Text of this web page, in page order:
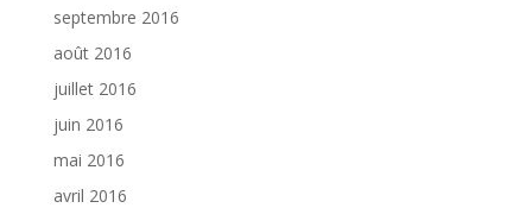
septembre 2016
août 2016
juillet 2016
juin 2016
mai 2016
avril 2016